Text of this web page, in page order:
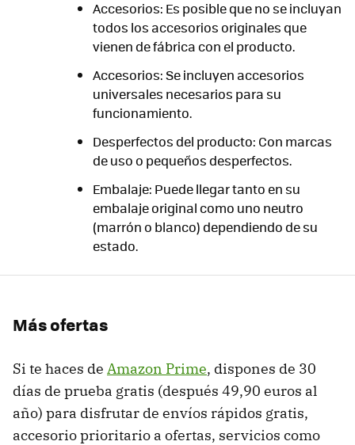
Accesorios: Es posible que no se incluyan
todos los accesorios originales que
vienen de fábrica con el producto.
Accesorios: Se incluyen accesorios
universales necesarios para su
funcionamiento.
Desperfectos del producto: Con marcas
de uso o pequeños desperfectos.
Embalaje: Puede llegar tanto en su
embalaje original como uno neutro
(marrón o blanco) dependiendo de su
estado.
Más ofertas
Si te haces de Amazon Prime, dispones de 30
días de prueba gratis (después 49,90 euros al
año) para disfrutar de envíos rápidos gratis,
accesorio prioritario a ofertas, servicios como